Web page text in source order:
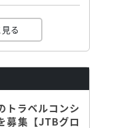
る
トラベルコンシ
募集【JTBグロ